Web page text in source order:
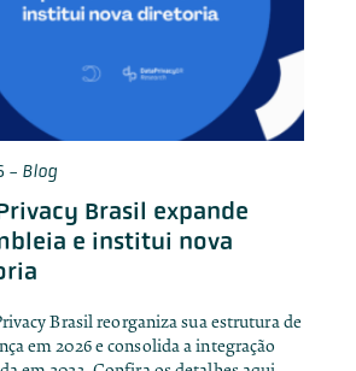
- Blog
Brasil expande
e institui nova
Brasil reorganiza sua estrutura de
em 2026 e consolida a integração